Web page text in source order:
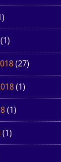
(27)
(1)
(1)
(1)